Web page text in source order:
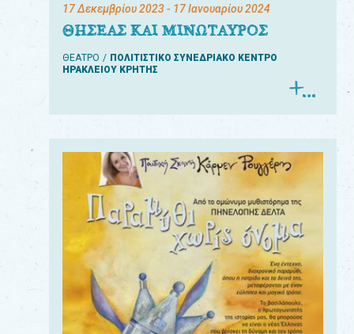
17 Δεκεμβρίου 2023- 17 Ιανουαρίου 2024
ΘΗΣΕΑΣ ΚΑΙ ΜΙΝΩΤΑΥΡΟΣ
ΘΕΑΤΡΟ
ΠΟΛΙΤΙΣΤΙΚΟ ΣΥΝΕΔΡΙΑΚΟ ΚΕΝΤΡΟ
ΗΡΑΚΛΕΙΟΥ ΚΡΗΤΗΣ